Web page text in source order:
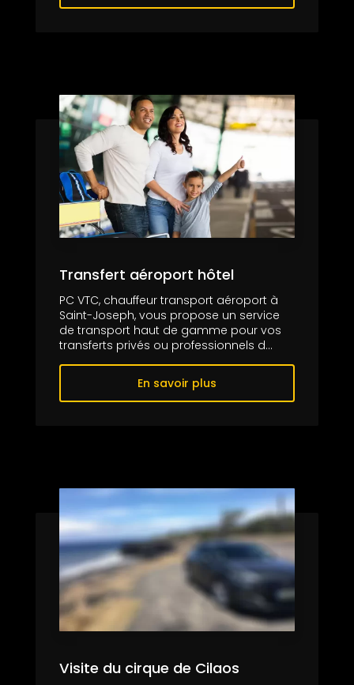
Transfert aéroport hôtel
PC VTC, chauffeur transport aéroport à
Saint-Joseph, vous propose un service
de transport haut de gamme pour vos
transferts privés ou professionnels d...
En savoir plus
Visite du cirque de Cilaos